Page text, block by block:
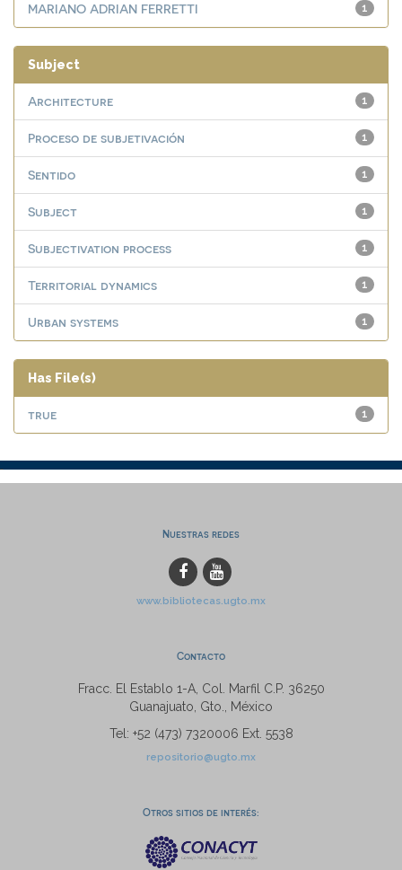
1
MARIANO ADRIAN FERRETTI
Subject
1
Architecture
1
Proceso de subjetivación
1
Sentido
1
Subject
1
Subjectivation process
1
Territorial dynamics
1
Urban systems
Has File(s)
1
true
Nuestras redes
www.bibliotecas.ugto.mx
Contacto
Fracc. El Establo 1-A, Col. Marfil C.P. 36250
Guanajuato, Gto., México
Tel: +52 (473) 7320006 Ext. 5538
repositorio@ugto.mx
Otros sitios de interés: